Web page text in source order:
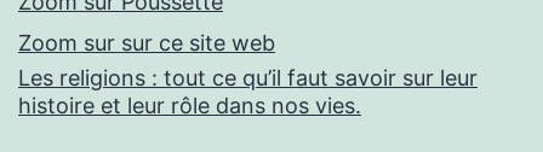
Zoom sur sur ce site web
Les religions : tout ce qu’il faut savoir sur leur
histoire et leur rôle dans nos vies.